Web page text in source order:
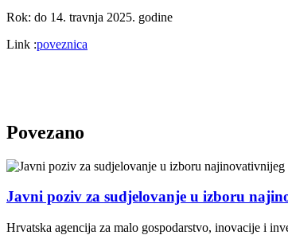
Rok: do 14. travnja 2025. godine
Link :poveznica
Povezano
Javni poziv za sudjelovanje u izboru
Hrvatska agencija za malo gospodarstvo, inovacije i